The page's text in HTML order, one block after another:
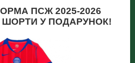
ПСЖ 2025-2026
ШОРТИ У ПОДАРУНОК!